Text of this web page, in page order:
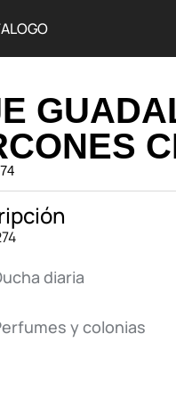
diaria
y colonias